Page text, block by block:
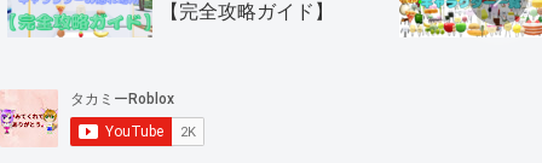
【完全攻略ガイド】